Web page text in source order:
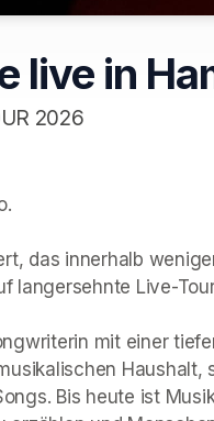
live in
2026
das innerhalb
langersehnte Live-
mit einer
Bis heute ist